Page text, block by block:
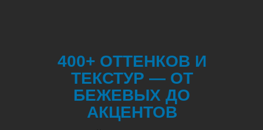
400+ ОТТЕНКОВ И
ТЕКСТУР — ОТ
БЕЖЕВЫХ ДО
АКЦЕНТОВ